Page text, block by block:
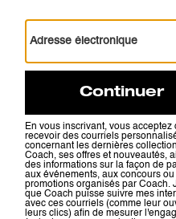
nous vérifions nos avis, cliquezici.
jolie.